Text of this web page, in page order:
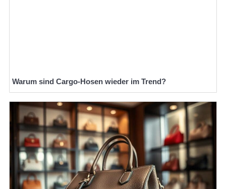
Warum sind Cargo-Hosen wieder im Trend?